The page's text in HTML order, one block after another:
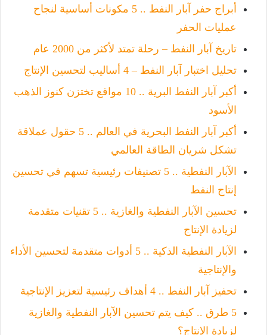
أبراج حفر آبار النفط .. 5 مكونات أساسية لنجاح
عمليات الحفر
تاريخ آبار النفط – رحلة تمتد لأكثر من 2000 عام
تحليل اختبار آبار النفط – 4 أساليب لتحسين الإنتاج
أكبر آبار النفط البرية .. 10 مواقع تختزن كنوز الذهب
الأسود
أكبر آبار النفط البحرية في العالم .. 5 حقول عملاقة
تشكل شريان الطاقة العالمي
الآبار النفطية .. 5 تصنيفات رئيسية تسهم في تحسين
إنتاج النفط
تحسين الآبار النفطية والغازية .. 5 تقنيات متقدمة
لزيادة الإنتاج
الآبار النفطية الذكية .. 5 أدوات متقدمة لتحسين الأداء
والإنتاجية
تحفيز آبار النفط .. 4 أهداف رئيسية لتعزيز الإنتاجية
5 طرق .. كيف يتم تحسين الآبار النفطية والغازية
لزيادة الإنتاج؟